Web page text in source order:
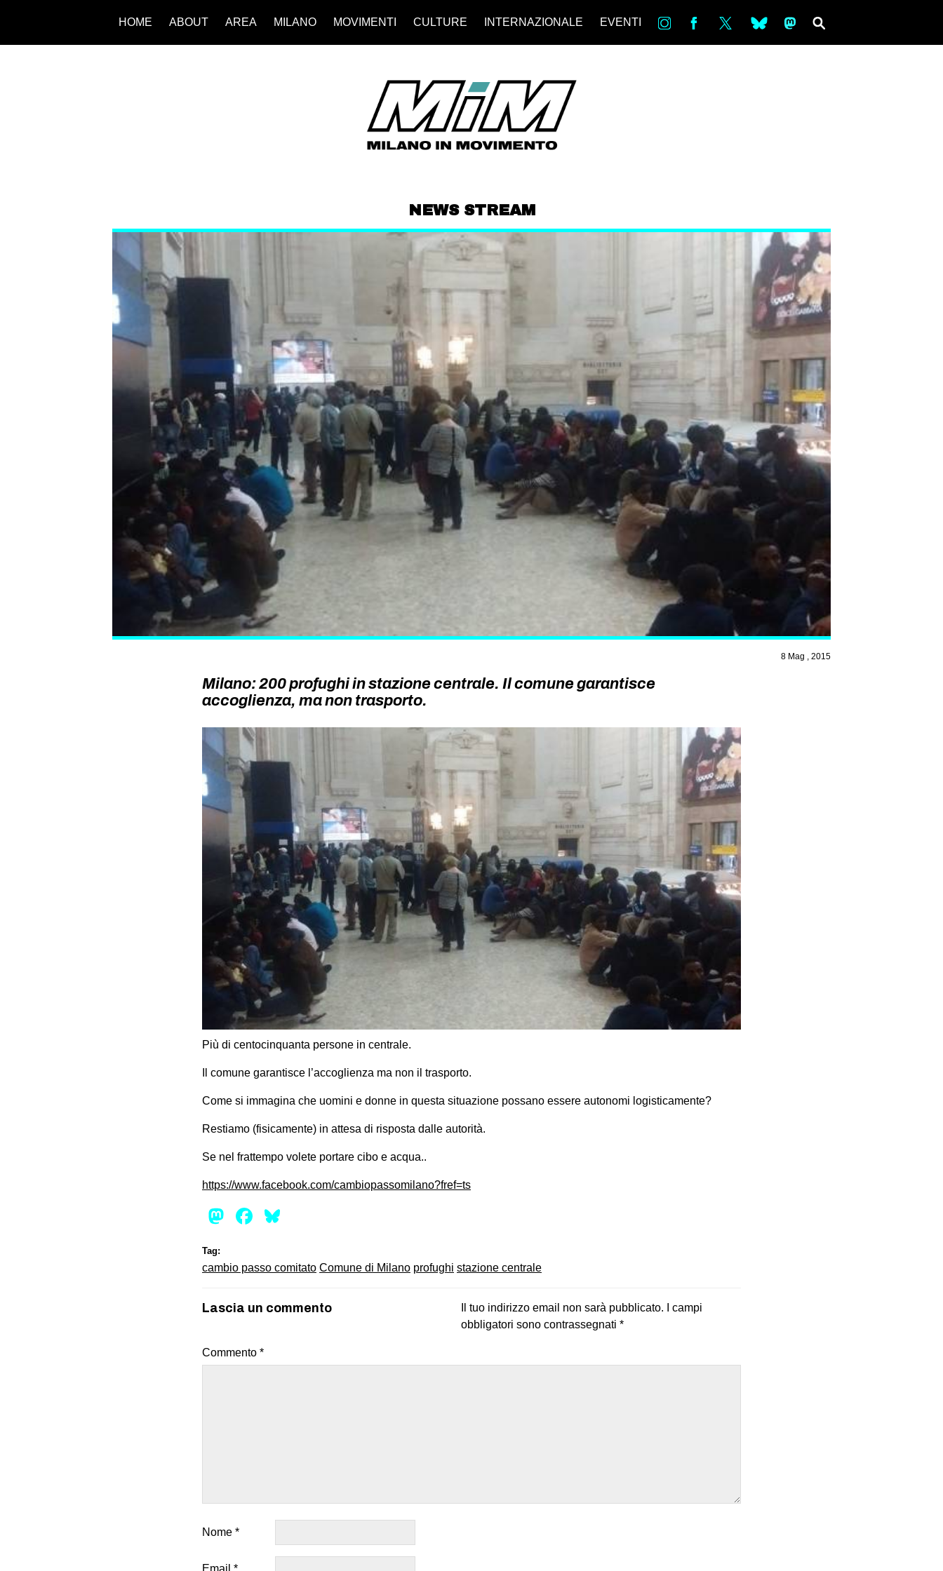
HOME ABOUT AREA MILANO MOVIMENTI CULTURE INTERNAZIONALE EVENTI in bsky ms
NEWS STREAM
8 Mag , 2015
Milano: 200 profughi in stazione centrale. Il comune garantisce
accoglienza, ma non trasporto.
Più di centocinquanta persone in centrale.
Il comune garantisce l’accoglienza ma non il trasporto.
Come si immagina che uomini e donne in questa situazione possano essere autonomi logisticamente?
Restiamo (fisicamente) in attesa di risposta dalle autorità.
Se nel frattempo volete portare cibo e acqua..
https://www.facebook.com/cambiopassomilano?fref=ts
Mastodon
Facebook
Tag:
cambio passo comitato Comune di Milano profughi stazione centrale
Lascia un commento Il tuo indirizzo email non sarà pubblicato.
I campi
obbligatori sono contrassegnati *
Commento *
Nome *
Email *